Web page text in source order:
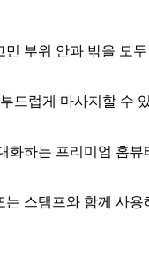
부위 안과 밖을 모
드럽게 마사지할 수
화하는 프리미엄 홈뷰
스탬프와 함께 사